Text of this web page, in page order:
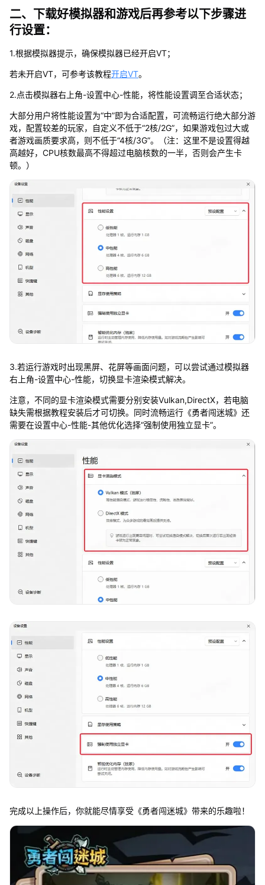
二、下载好模拟器和游戏后再参考以下步骤进
行设置：
1.根据模拟器提示，确保模拟器已经开启VT；
若未开启VT，可参考该教程开启VT。
2.点击模拟器右上角-设置中心-性能，将性能设置调至合适状态；
大部分用户将性能设置为“中”即为合适配置，可流畅运行绝大部分游
戏，配置较差的玩家，自定义不低于“2核/2G”，如果游戏包过大或
者游戏画质要求高，则不低于“4核/3G”。（注：这里不是设置得越
高越好，CPU核数最高不得超过电脑核数的一半，否则会产生卡
顿。）
3.若运行游戏时出现黑屏、花屏等画面问题，可以尝试通过模拟器
右上角-设置中心-性能，切换显卡渲染模式解决。
注意，不同的显卡渲染模式需要分别安装Vulkan,DirectX，若电脑
缺失需根据教程安装后才可切换。同时流畅运行《勇者闯迷城》还
需要在设置中心-性能-其他优化选择“强制使用独立显卡”。
完成以上操作后，你就能尽情享受《勇者闯迷城》带来的乐趣啦！